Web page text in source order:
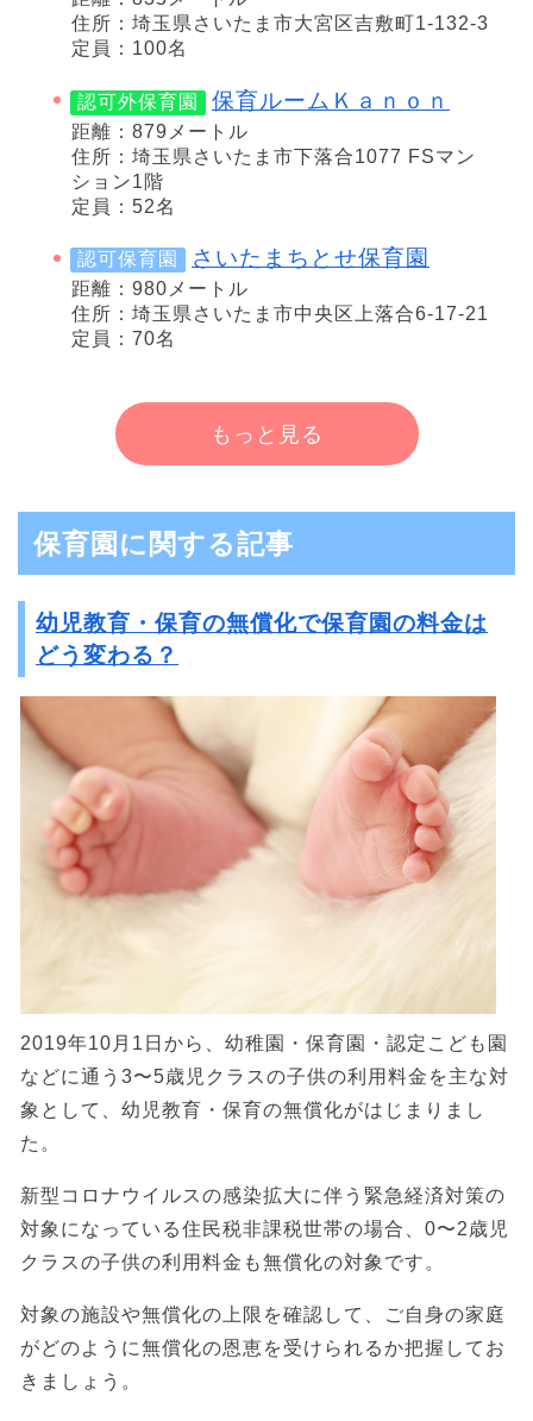
住所：埼玉県さいたま市大宮区吉敷町1-132-3
定員：100名
認可外保育園 保育ルームＫａｎｏｎ
距離：879メートル
住所：埼玉県さいたま市下落合1077 FSマン
ション1階
定員：52名
認可保育園 さいたまちとせ保育園
距離：980メートル
住所：埼玉県さいたま市中央区上落合6-17-21
定員：70名
もっと見る
保育園に関する記事
幼児教育・保育の無償化で保育園の料金は
どう変わる？
2019年10月1日から、幼稚園・保育園・認定こども園
などに通う3〜5歳児クラスの子供の利用料金を主な対
象として、幼児教育・保育の無償化がはじまりまし
た。
新型コロナウイルスの感染拡大に伴う緊急経済対策の
対象になっている住民税非課税世帯の場合、0〜2歳児
クラスの子供の利用料金も無償化の対象です。
対象の施設や無償化の上限を確認して、ご自身の家庭
がどのように無償化の恩恵を受けられるか把握してお
きましょう。